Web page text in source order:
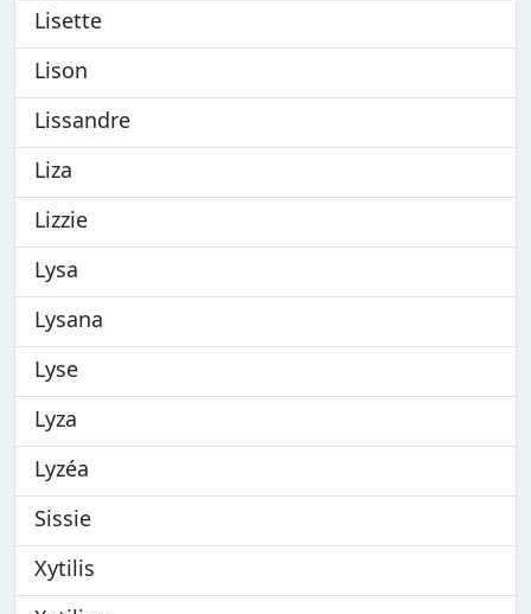
Lisette
Lison
Lissandre
Liza
Lizzie
Lysa
Lysana
Lyse
Lyza
Lyzéa
Sissie
Xytilis